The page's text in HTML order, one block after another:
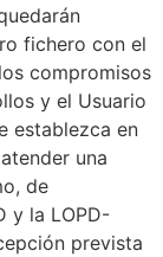
fichero con el
compromisos
y el Usuario
establezca en
una
de
y la LOPD-
prevista